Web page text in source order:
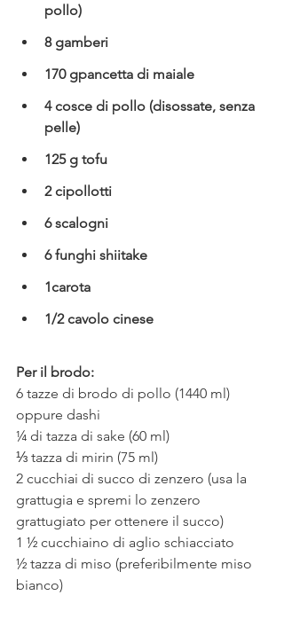
pollo)
8 gamberi
170 gpancetta di maiale
4 cosce di pollo (disossate, senza
pelle)
125 g tofu
2 cipollotti
6 scalogni
6 funghi shiitake
1carota
1/2 cavolo cinese
Per il brodo:
6 tazze di brodo di pollo (1440 ml)
oppure dashi
¼ di tazza di sake (60 ml)
⅓ tazza di mirin (75 ml)
2 cucchiai di succo di zenzero (usa la
grattugia e spremi lo zenzero
grattugiato per ottenere il succo)
1 ½ cucchiaino di aglio schiacciato
½ tazza di miso (preferibilmente miso
bianco)